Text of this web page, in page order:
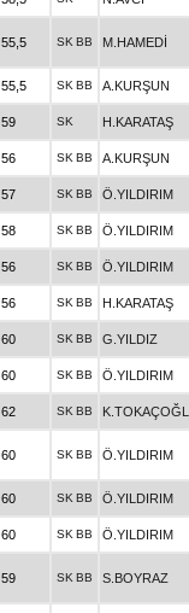
55,5 SK BB M.HAMEDİ
55,5 SK BB A.KURŞUN
59 SK H.KARATAŞ
56 SK BB A.KURŞUN
57 SK BB Ö.YILDIRIM
58 SK BB Ö.YILDIRIM
56 SK BB Ö.YILDIRIM
56 SK BB H.KARATAŞ
60 SK BB G.YILDIZ
60 SK BB Ö.YILDIRIM
62 SK BB
60 SK BB Ö.YILDIRIM
60 SK BB Ö.YILDIRIM
60 SK BB Ö.YILDIRIM
59 SK BB S.BOYRAZ